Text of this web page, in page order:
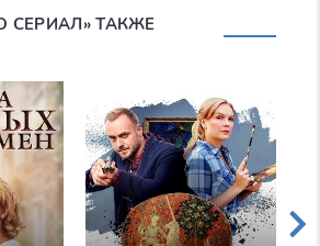
СЕРИАЛ» ТАКЖЕ